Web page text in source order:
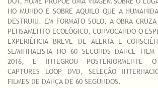
NO MUNDO E SOBRE AQUILO QUE A
DESTRUIU. EM FORMATO SOLO, A OBRA
PENSAMENTO ECOLÓGICO, CONVOCANDO O
EXPERIÊNCIA BREVE DE ALERTA E
SEMIFINALISTA NO 60 SECONDS DANCE
2016, E INTEGROU POSTERIORMENTE O
CAPTURES LOOP DVD, SELEÇÃO
FILMES DE DANÇA DE 60 SEGUNDOS.